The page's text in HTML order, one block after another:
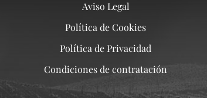
Aviso Legal
Política de Cookies
Política de Privacidad
Condiciones de contratación